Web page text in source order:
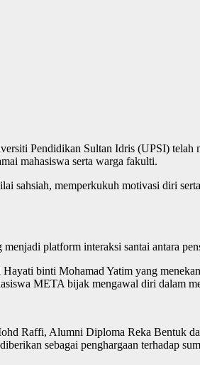
Pendidikan Sultan Idris (UPSI) telah
mahasiswa serta warga fakulti.
sahsiah, memperkukuh motivasi diri
platform interaksi santai antara
binti Mohamad Yatim yang
META bijak mengawal diri dalam
Raffi, Alumni Diploma Reka Bentuk
sebagai penghargaan terhadap